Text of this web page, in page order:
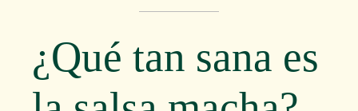
¿Qué tan sana es